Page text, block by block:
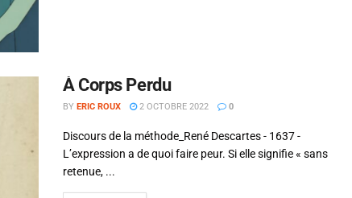
À Corps Perdu
BY ERIC ROUX 2 OCTOBRE 2022 0
Discours de la méthode_René Descartes - 1637 -
L’expression a de quoi faire peur. Si elle signifie « sans
retenue, ...